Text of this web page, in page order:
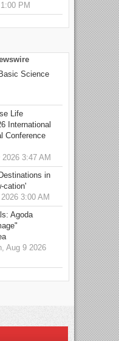
PM
Science
Life
International
Conference
3:47 AM
in
cation'
3:00 AM
Agoda
Aug 9 2026